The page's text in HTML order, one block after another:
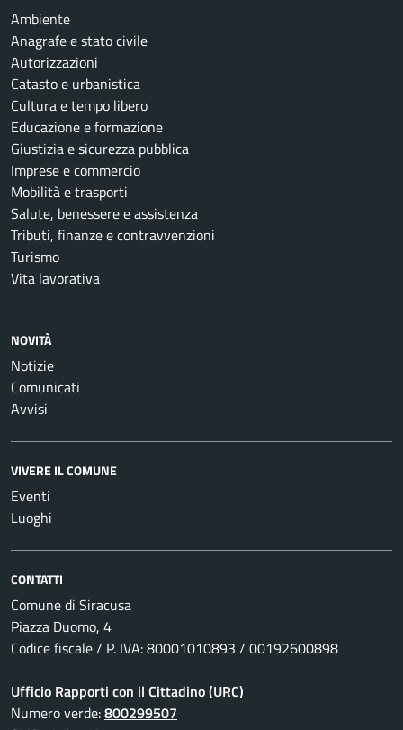
Ambiente
Anagrafe e stato civile
Autorizzazioni
Catasto e urbanistica
Cultura e tempo libero
Educazione e formazione
Giustizia e sicurezza pubblica
Imprese e commercio
Mobilità e trasporti
Salute, benessere e assistenza
Tributi, finanze e contravvenzioni
Turismo
Vita lavorativa
NOVITÀ
Notizie
Comunicati
Avvisi
VIVERE IL COMUNE
Eventi
Luoghi
CONTATTI
Comune di Siracusa
Piazza Duomo, 4
Codice fiscale / P. IVA: 80001010893 / 00192600898
Ufficio Rapporti con il Cittadino (URC)
Numero verde:800299507